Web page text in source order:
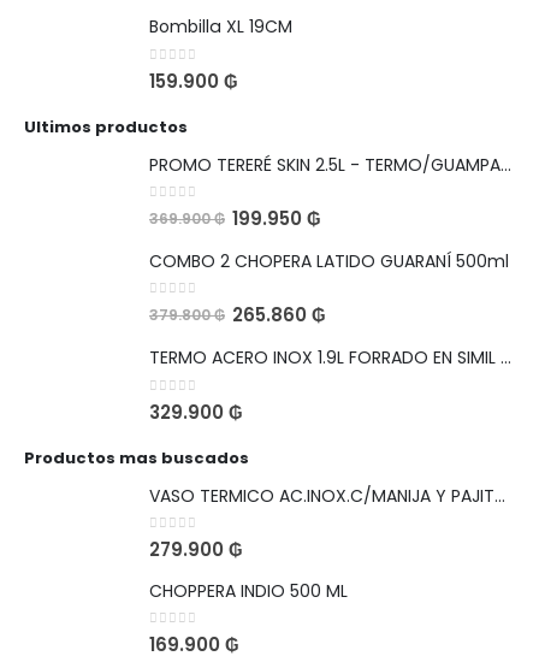
Bombilla XL 19CM
0out of 5
159.900 ₲
Ultimos productos
PROMO TERERÉ SKIN 2.5L - TERMO/GUAMPA/BOMBILLA
0out of 5
369.900₲ 199.950 ₲
COMBO 2 CHOPERA LATIDO GUARANÍ 500ml
0out of 5
379.800₲ 265.860 ₲
TERMO ACERO INOX 1.9L FORRADO EN SIMIL CUERO BOCA ANCHA PARA HIELO
0out of 5
329.900 ₲
Productos mas buscados
VASO TERMICO AC.INOX.C/MANIJA Y PAJITA 1,1L LEOPARDO NEGRO VIAJERO CON SKIN DE REGALO
0out of 5
279.900 ₲
CHOPPERA INDIO 500 ML
0out of 5
169.900 ₲